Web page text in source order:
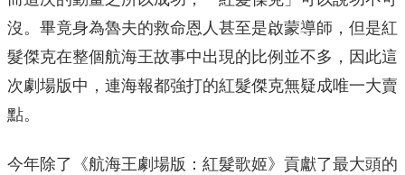
沒。畢竟身為魯夫的救命恩人甚至是啟蒙導師，但是紅
髮傑克在整個航海王故事中出現的比例並不多，因此這
次劇場版中，連海報都強打的紅髮傑克無疑成唯一大賣
點。
今年除了《航海王劇場版：紅髮歌姬》貢獻了最大頭的